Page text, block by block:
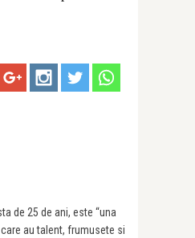
de 25 de ani, este “una
au talent, frumusete si